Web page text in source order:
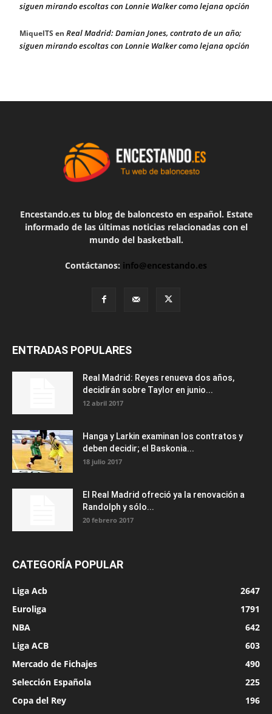
siguen mirando escoltas con Lonnie Walker como lejana opción
MiquelTS en Real Madrid: Damian Jones, contrato de un año;
siguen mirando escoltas con Lonnie Walker como lejana opción
Encestando.es tu blog de baloncesto en español. Estate
informado de las últimas noticias relacionadas con el
mundo del basketball.
Contáctanos: info@encestando.es
ENTRADAS POPULARES
Real Madrid: Reyes renueva dos años,
decidirán sobre Taylor en junio...
12 abril 2017
Hanga y Larkin examinan los contratos y
deben decidir; el Baskonia...
18 julio 2017
El Real Madrid ofreció ya la renovación a
Randolph y sólo...
20 febrero 2017
CATEGORÍA POPULAR
Liga Acb
2647
Euroliga
1791
NBA
642
Liga ACB
603
Mercado de Fichajes
490
Selección Española
225
Copa del Rey
196